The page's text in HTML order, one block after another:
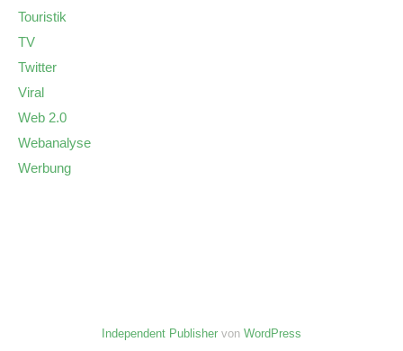
Touristik
TV
Twitter
Viral
Web 2.0
Webanalyse
Werbung
Independent Publisher von WordPress